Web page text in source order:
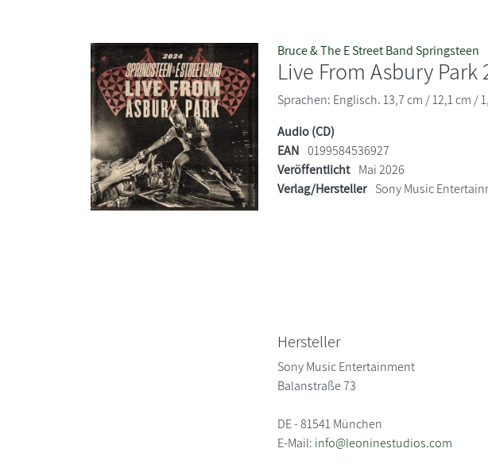
Bruce & The E Street Band Springsteen
Live From Asbury Park
Sprachen: Englisch. 13,7 cm / 12,1 cm /
Audio (CD)
EAN 0199584536927
Veröffentlicht Mai 2026
Verlag/Hersteller Sony Music
Hersteller
Sony Music Entertainment
Balanstraße 73
DE - 81541 München
E-Mail: info@leoninestudios.com